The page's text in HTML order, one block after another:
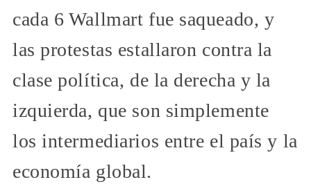
cada 6 Wallmart fue saqueado, y
las protestas estallaron contra la
clase política, de la derecha y la
izquierda, que son simplemente
los intermediarios entre el país y la
economía global.